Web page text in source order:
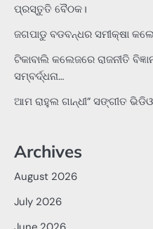
ପ୍ରସ୍ତୁତି ବୈଠକ।
ଜଗପାଡୁ ବଡବନ୍ଧର ସମୀକ୍ଷା
ଟିକାବାଲି କଲେଜରେ ରାଜନୀତି
ସମ୍ବର୍ଦ୍ଧନା…
ଆମ ରାହୁଲ ଗାନ୍ଧୀ” ସଙ୍ଗୀତ
Archives
August 2026
July 2026